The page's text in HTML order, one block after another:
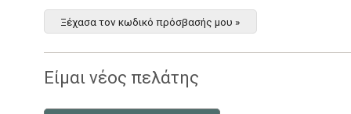
Ξέχασα τον κωδικό πρόσβασής μου »
Είμαι νέος πελάτης